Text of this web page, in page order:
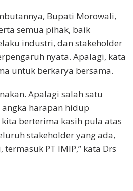
Bupati Morowali,
semua pihak, baik
industri, dan stakeholder
nyata. Apalagi, kata
untuk berkarya bersama.
Apalagi salah satu
harapan hidup
berterima kasih pula atas
stakeholder yang ada,
PT IMIP,” kata Drs